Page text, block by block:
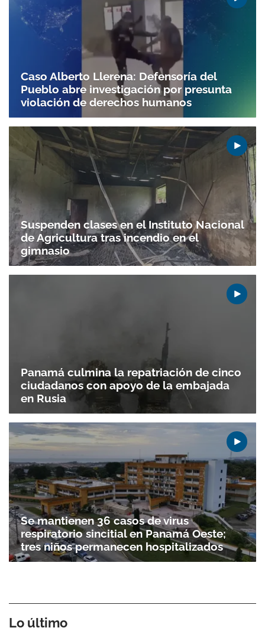
Gracias por suscribirte a nuestro boletín.
ACEPTAR
Caso Alberto Llerena: Defensoría del
Pueblo abre investigación por presunta
violación de derechos humanos
Suspenden clases en el Instituto Nacional
de Agricultura tras incendio en el
gimnasio
Panamá culmina la repatriación de cinco
ciudadanos con apoyo de la embajada
en Rusia
Se mantienen 36 casos de virus
respiratorio sincitial en Panamá Oeste;
tres niños permanecen hospitalizados
Lo último